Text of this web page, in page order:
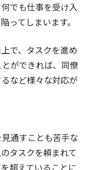
でも仕事を受け入
ってしまいます。
で、タスクを進め
ができれば、同僚
など様々な対応が
通すことも苦手な
タスクを頼まれて
超えていることに